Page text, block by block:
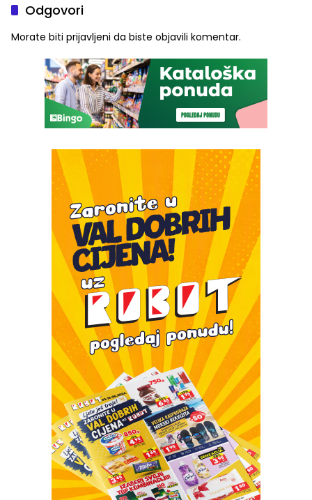
Odgovori
Morate biti prijavljeni da biste objavili komentar.